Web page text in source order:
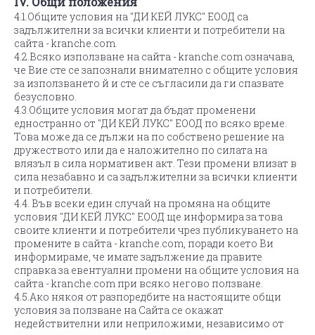
4.1.Общите условия на "ДИ КЕЙ ЛУКС" ЕООД са
задължителни за всички клиенти и потребители на
сайта - kranche.com.
4.2.Всяко използване на сайта - kranche.com означава,
че Вие сте се запознали внимателно с общите условия
за използването й и сте се съгласили да ги спазвате
безусловно.
4.3.Общите условия могат да бъдат променени
едностранно от "ДИ КЕЙ ЛУКС" ЕООД по всяко време.
Това може да се дължи на по собствено решение на
дружеството или да е наложително по силата на
влязъл в сила нормативен акт. Тези промени влизат в
сила незабавно и са задължителни за всички клиенти
и потребители.
4.4. Във всеки един случай на промяна на общите
условия "ДИ КЕЙ ЛУКС" ЕООД ще информира за това
своите клиенти и потребители чрез публикуването на
промените в сайта - kranche.com, поради което Ви
информираме, че имате задължение да правите
справка за евентуални промени на общите условия на
сайта - kranche.com при всяко негово ползване.
4.5.Ако някоя от разпоредбите на настоящите общи
условия за ползване на Сайта се окажат
недействителни или неприложими, независимо от